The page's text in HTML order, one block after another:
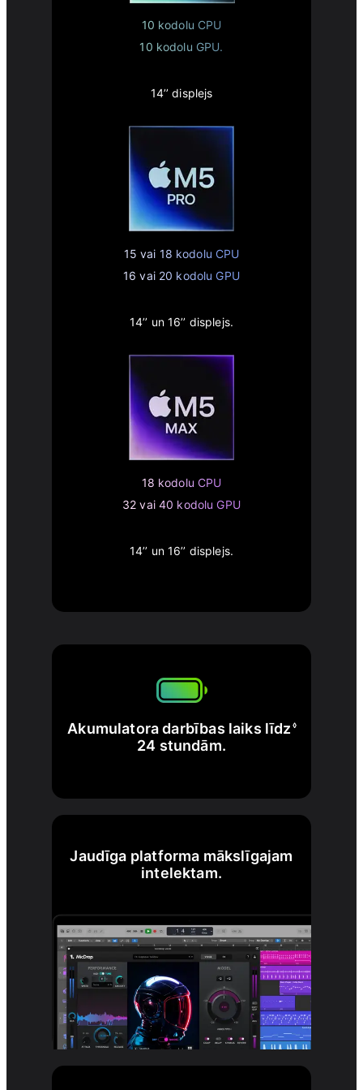
10 kodolu CPU
10 kodolu GPU.
14’’ displejs
15 vai 18 kodolu CPU
16 vai 20 kodolu GPU
14’’ un 16’’ displejs.
18 kodolu CPU
32 vai 40 kodolu GPU
14’’ un 16’’ displejs.
Jaudīga platforma mākslīgajam
intelektam.
Akumulatora darbības laiks līdz◊
24 stundām.